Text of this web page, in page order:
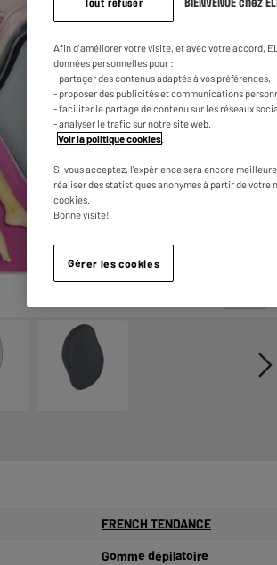
FRENCH TENDANCE
Gomme dépilatoire
Tout refuser
Afin d'améliorer votre visite, et avec votre accord,
données personnelles pour :
- partager des contenus adaptés à vos préférences,
- proposer des publicités et communications
- faciliter le partage de contenu sur les réseaux
- analyser le trafic sur notre site web.
Voir la politique cookies
Si vous acceptez, l'expérience sera encore
réaliser des statistiques anonymes à partir de votre
cookies.
Bonne visite!
Gérer les cookies